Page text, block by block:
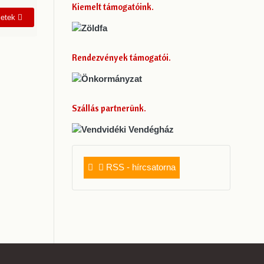
Kiemelt támogatóink
Rendezvények támogatói
Szállás partnerünk
RSS - hírcsatorna